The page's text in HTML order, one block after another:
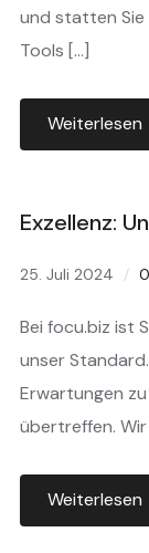
und statten Sie
Tools […]
Weiterlesen
Exzellenz:
25. Juli 2024
Bei focu.biz ist
unser
Erwartungen
übertreffen.
Weiterlesen